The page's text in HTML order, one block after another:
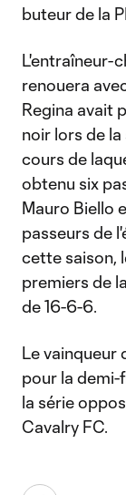
buteur de la
L'entraîneur-
renouera
Regina avait
noir lors de
cours de
obtenu six
Mauro Biello
passeurs de
cette saison,
premiers de
de 16-6-6.
Le vainqueur
pour la demi-
la série
Cavalry FC.